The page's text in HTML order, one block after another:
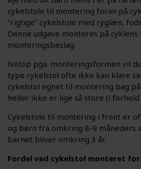
cykelstole til montering foran på
”rigtige” cykelstole med ryglæn,
Denne udgave monteres på
monteringsbeslag.
Netop pga. monteringsformen vil
type cykelstol ofte ikke kan klare
cykelstol egnet til montering bag
heller ikke er lige så store (i forhold
Cykelstole til montering i front er
og børn fra omkring 8-9 måneders
barnet bliver omkring 3 år.
Fordel ved cykelstol monteret